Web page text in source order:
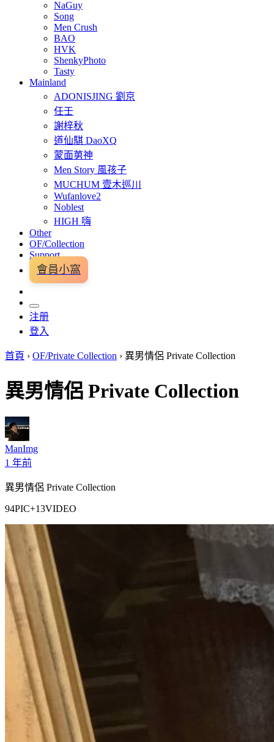
NaGuy
Song
Men Crush
BAO
HVK
ShenkyPhoto
Tasty
Mainland
ADONISJING 劉京
任壬
謝梓秋
道仙騏 DaoXQ
蒙面莮神
Men Story 風孩子
MUCHUM 壹木巡川
Wufanlove2
Noblest
HIGH 嗨
Other
OF/Collection
Support
會員小窩
注册
登入
首頁 › OF/Private Collection › 異男情侶 Private Collection
異男情侶 Private Collection
ManImg
1 年前
異男情侶 Private Collection
94PIC+13VIDEO